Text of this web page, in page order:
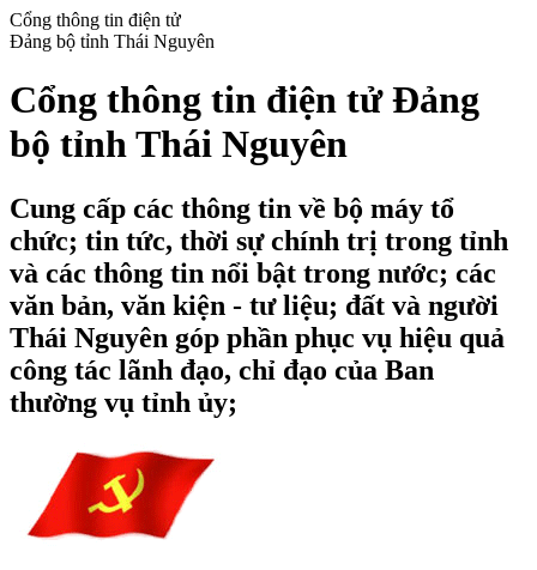
Cổng thông tin điện tử
Đảng bộ tỉnh Thái Nguyên
Cổng thông tin điện tử Đảng
bộ tỉnh Thái Nguyên
Cung cấp các thông tin về bộ máy tổ
chức; tin tức, thời sự chính trị trong tỉnh
và các thông tin nổi bật trong nước; các
văn bản, văn kiện - tư liệu; đất và người
Thái Nguyên góp phần phục vụ hiệu quả
công tác lãnh đạo, chỉ đạo của Ban
thường vụ tỉnh ủy;